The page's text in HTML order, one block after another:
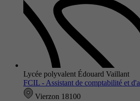
Lycée polyvalent Édouard Vaillant
FCIL - Assistant de comptabilité et
Vierzon 18100